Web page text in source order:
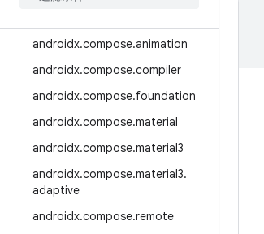
androidx.compose.animation
androidx.compose.compiler
androidx.compose.foundation
androidx.compose.material
androidx.compose.material3
androidx.compose.material3.
adaptive
androidx.compose.remote